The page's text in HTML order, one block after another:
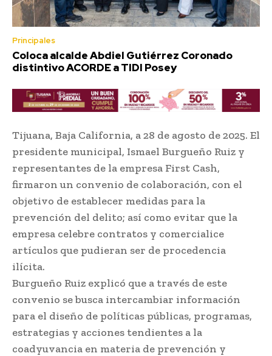
Principales
Coloca alcalde Abdiel Gutiérrez Coronado
distintivo ACORDE a TIDI Posey
Tijuana, Baja California, a 28 de agosto de 2025. El
presidente municipal, Ismael Burgueño Ruiz y
representantes de la empresa First Cash,
firmaron un convenio de colaboración, con el
objetivo de establecer medidas para la
prevención del delito; así como evitar que la
empresa celebre contratos y comercialice
artículos que pudieran ser de procedencia
ilícita.
Burgueño Ruiz explicó que a través de este
convenio se busca intercambiar información
para el diseño de políticas públicas, programas,
estrategias y acciones tendientes a la
coadyuvancia en materia de prevención y